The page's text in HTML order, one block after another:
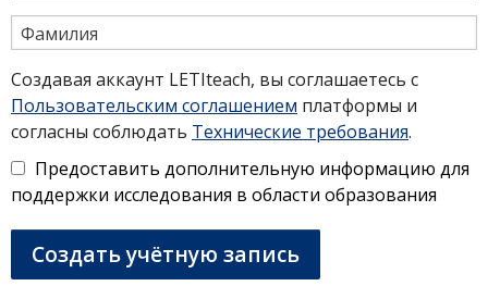
Фамилия
Создавая аккаунт LETIteach, вы соглашаетесь с
Пользовательским соглашением платформы и
согласны соблюдать Технические требования.
Предоставить дополнительную информацию для
поддержки исследования в области образования
Создать учётную запись